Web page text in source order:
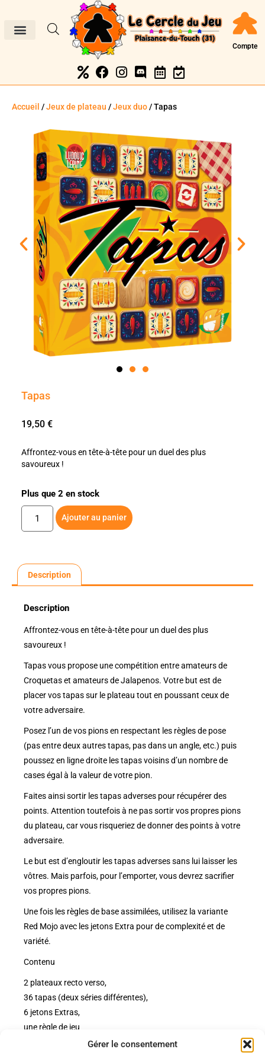
Gérer le consentement
Compte
Accueil /Jeux de plateau /Jeux duo/ Tapas
Tapas
19,50 €
Affrontez-vous en tête-à-tête pour un duel des plus
savoureux !
Plus que 2 en stock
Ajouter au panier
Description
Description
Affrontez-vous en tête-à-tête pour un duel des plus
savoureux !
Tapas vous propose une compétition entre amateurs de
Croquetas et amateurs de Jalapenos. Votre but est de
placer vos tapas sur le plateau tout en poussant ceux de
votre adversaire.
Posez l’un de vos pions en respectant les règles de pose
(pas entre deux autres tapas, pas dans un angle, etc.) puis
poussez en ligne droite les tapas voisins d’un nombre de
cases égal à la valeur de votre pion.
Faites ainsi sortir les tapas adverses pour récupérer des
points. Attention toutefois à ne pas sortir vos propres pions
du plateau, car vous risqueriez de donner des points à votre
adversaire.
Le but est d’engloutir les tapas adverses sans lui laisser les
vôtres. Mais parfois, pour l’emporter, vous devrez sacrifier
vos propres pions.
Une fois les règles de base assimilées, utilisez la variante
Red Mojo avec les jetons Extra pour de complexité et de
variété.
Contenu
2 plateaux recto verso,
36 tapas (deux séries différentes),
6 jetons Extras,
une règle de jeu